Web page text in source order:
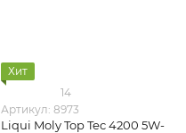
Хит
14
Артикул: 8973
Liqui Moly Top Tec 4200 5W-